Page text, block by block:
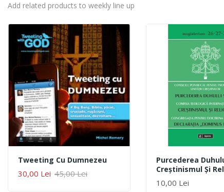
Add related products to weekly line up
Tweeting Cu Dumnezeu
30,00 Lei 45,00 Lei
ADAUGĂ ÎN COȘ
Purcederea
Creştinismul Şi
Declaraţia
10,00 Lei
ADAUGĂ ÎN COȘ